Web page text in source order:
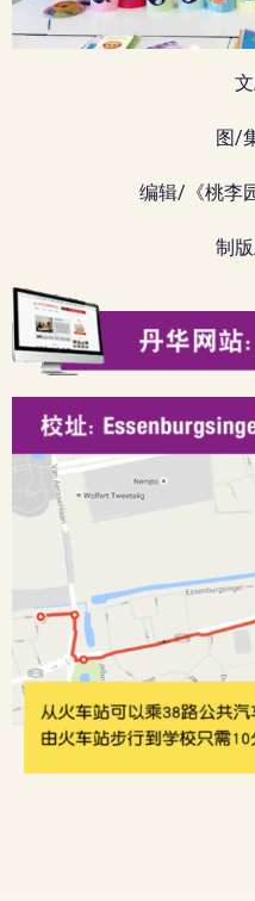
图/
编辑/《桃李
制